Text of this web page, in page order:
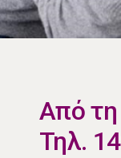
​Από
Τηλ.